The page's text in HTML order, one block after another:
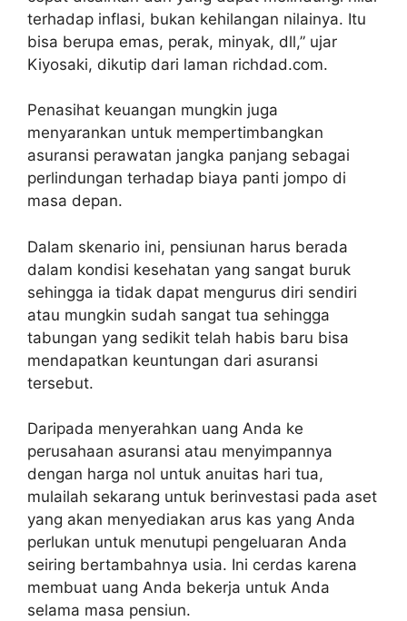
terhadap inflasi, bukan kehilangan nilainya. Itu
bisa berupa emas, perak, minyak, dll,” ujar
Kiyosaki, dikutip dari laman richdad.com.
Penasihat keuangan mungkin juga
menyarankan untuk mempertimbangkan
asuransi perawatan jangka panjang sebagai
perlindungan terhadap biaya panti jompo di
masa depan.
Dalam skenario ini, pensiunan harus berada
dalam kondisi kesehatan yang sangat buruk
sehingga ia tidak dapat mengurus diri sendiri
atau mungkin sudah sangat tua sehingga
tabungan yang sedikit telah habis baru bisa
mendapatkan keuntungan dari asuransi
tersebut.
Daripada menyerahkan uang Anda ke
perusahaan asuransi atau menyimpannya
dengan harga nol untuk anuitas hari tua,
mulailah sekarang untuk berinvestasi pada aset
yang akan menyediakan arus kas yang Anda
perlukan untuk menutupi pengeluaran Anda
seiring bertambahnya usia. Ini cerdas karena
membuat uang Anda bekerja untuk Anda
selama masa pensiun.